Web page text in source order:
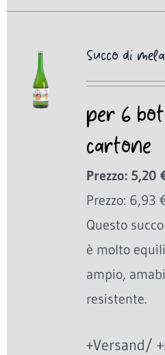
Succo di
per 6
cartone
Prezzo:
Prezzo:
Questo
è molto
ampio,
resistente.
+Versand/